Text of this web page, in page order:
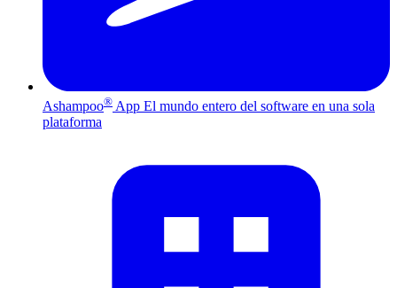
Ashampoo® App El mundo entero del software en una sola
plataforma